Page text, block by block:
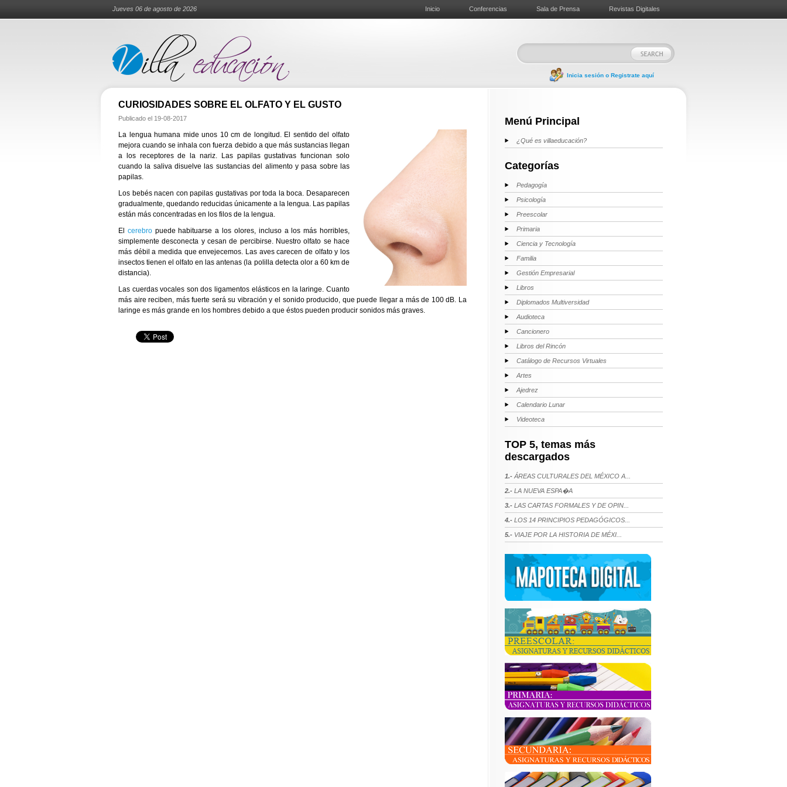
Jueves 06 de agosto de 2026 Inicio Conferencias Sala de Prensa Revistas Digitales
Inicia sesión o Registrate aquí
CURIOSIDADES SOBRE EL OLFATO Y EL GUSTO
Publicado el 19-08-2017
La lengua humana mide unos 10 cm de longitud. El sentido del olfato
mejora cuando se inhala con fuerza debido a que más sustancias llegan
a los receptores de la nariz. Las papilas gustativas funcionan solo
cuando la saliva disuelve las sustancias del alimento y pasa sobre las
papilas.
Los bebés nacen con papilas gustativas por toda la boca. Desaparecen
gradualmente, quedando reducidas únicamente a la lengua. Las papilas
están más concentradas en los filos de la lengua.
El cerebropuede habituarse a los olores, incluso a los más horribles,
simplemente desconecta y cesan de percibirse. Nuestro olfato se hace
más débil a medida que envejecemos. Las aves carecen de olfato y los
insectos tienen el olfato en las antenas (la polilla detecta olor a 60 km de
distancia).
Las cuerdas vocales son dos ligamentos elásticos en la laringe. Cuanto
más aire reciben, más fuerte será su vibración y el sonido producido, que puede llegar a más de 100 dB. La
laringe es más grande en los hombres debido a que éstos pueden producir sonidos más graves.
Menú Principal
¿Qué es villaeducación?
Categorías
Pedagogía
Psicología
Preescolar
Primaria
Ciencia y Tecnología
Familia
Gestión Empresarial
Libros
Diplomados Multiversidad
Audioteca
Cancionero
Libros del Rincón
Catálogo de Recursos Virtuales
Artes
Ajedrez
Calendario Lunar
Videoteca
TOP 5, temas más
descargados
1.- ÁREAS CULTURALES DEL MÉXICO A...
2.- LA NUEVA ESPA�A
3.- LAS CARTAS FORMALES Y DE OPIN...
4.- LOS 14 PRINCIPIOS PEDAGÓGICOS...
5.- VIAJE POR LA HISTORIA DE MÉXI...